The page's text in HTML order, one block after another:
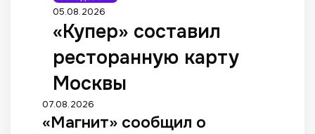
05.08.2026
«Купер» составил
ресторанную карту
Москвы
07.08.2026
«Магнит» сообщил о